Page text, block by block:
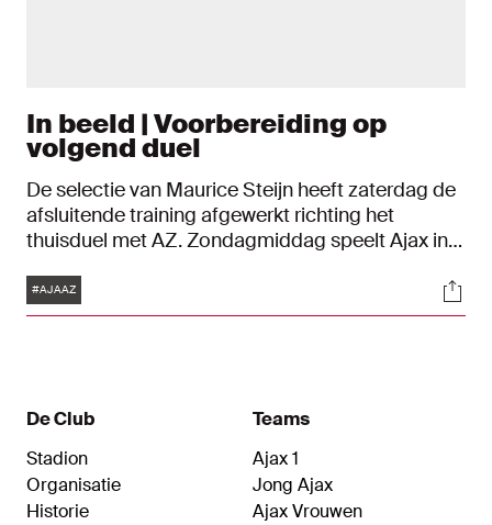
In beeld | Voorbereiding op
volgend duel
De selectie van Maurice Steijn heeft zaterdag de
afsluitende training afgewerkt richting het
thuisduel met AZ. Zondagmiddag speelt Ajax in
Alkmaarders.
Tags
#AJAAZ
De Club
Stadion
Organisatie
Historie
Teams
Ajax 1
Jong Ajax
Ajax Vrouwen